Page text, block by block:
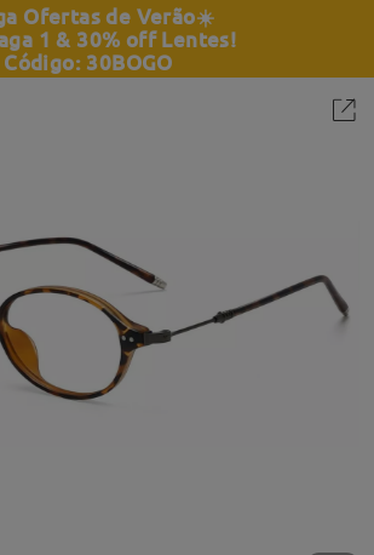
Ofertas de Verão☀️
1 & 30% off Lentes!
Código: 30BOGO